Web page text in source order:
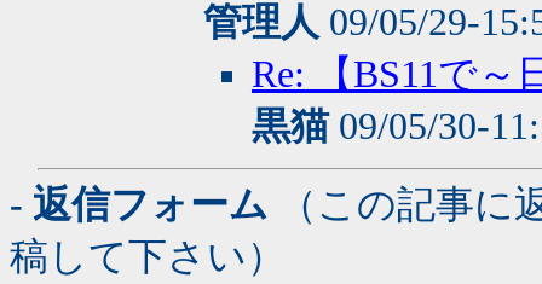
管理人 09/05/29-
Re: 【BS11で
黒猫09/05/30-
- 返信フォーム （この記事に
稿して下さい）